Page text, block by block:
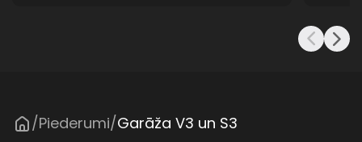
/Piederumi/Garāža V3 un S3